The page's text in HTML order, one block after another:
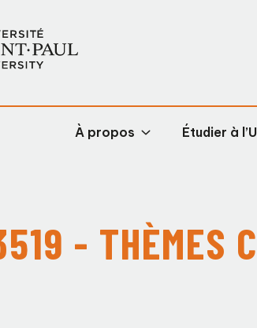
À propos Étudier à
- THÈMES